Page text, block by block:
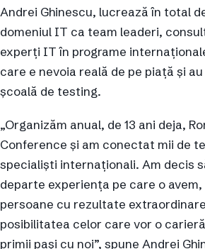
Andrei Ghinescu, lucrează în total
domeniul IT ca team leaderi,
experți IT în programe
care e nevoia reală de pe piață și
școală de testing.
„Organizăm anual, de 13 ani deja,
Conference și am conectat mii de
specialiști internaționali. Am decis
departe experiența pe care o
persoane cu rezultate
posibilitatea celor care vor o
primii pași cu noi”, spune Andrei